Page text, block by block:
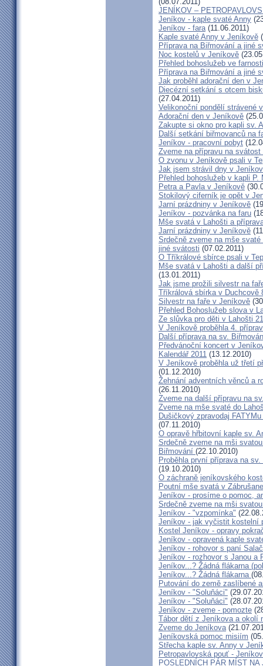
JENÍKOV –
Jeníkov - kaple svaté Anny
Jeníkov - fara(11.06.2011)
Kaple svaté Anny v Jeníkově
Příprava na Biřmování a jiné
Noc kostelů v Jeníkově
Přehled bohoslužeb ve
Příprava na Biřmování a jiné
Jak proběhl adorační den v
Diecézní setkání s otcem
(27.04.2011)
Velikonoční pondělí strávené
Adorační den v Jeníkově
Zakupte si okno pro kapli sv.
Další setkání biřmovanců na
Jeníkov - pracovní pobyt
Zveme na přípravu na
O zvonu v Jeníkově psali v
Jak jsem strávil dny v
Přehled bohoslužeb v kapli
Petra a Pavla v Jeníkově
Stokilový ciferník je opět v
Jarní prázdniny v Jeníkově
Jeníkov - pozvánka na faru
Mše svatá v Lahošti a
Jarní prázdniny v Jeníkově
Srdečně zveme na mše
jiné svátosti (07.02.2011)
O Tříkrálové sbírce psali v
Mše svatá v Lahošti a další
(13.01.2011)
Jak jsme prožili silvestr na
Tříkrálová sbírka v Duchcově
Silvestr na faře v Jeníkově
Přehled Bohoslužeb slova v
Ze slůvka pro děti v Lahošti
V Jeníkově proběhla 4.
Další příprava na sv.
Předvánoční koncert v
Kalendář 2011 (13.12.2010)
V Jeníkově proběhla už třetí
(01.12.2010)
Žehnání adventních věnců a
(26.11.2010)
Zveme na další přípravu na
Zveme na mše svaté do
Dušičkový zpravodaj
(07.11.2010)
O opravě hřbitovní kaple sv.
Srdečně zveme na mši
Biřmování (22.10.2010)
Proběhla první příprava na
(19.10.2010)
O záchraně jeníkovského
Poutní mše svatá v
Jeníkov - prosíme o pomoc,
Srdečně zveme na mši
Jeníkov - "vzpomínka"
Jeníkov - jak vyčistit kostelní
Kostel Jeníkov - opravy
Jeníkov - opravená kaple
Jeníkov - rohovor s paní
Jeníkov - rozhovor s Janou a
Jeníkov...? Žádná flákarna
Jeníkov...? Žádná flákarna
Putování do země zaslíbené
Jeníkov - "Soluňáci"
Jeníkov - "Soluňáci"
Jeníkov - zveme - pomozte
Tábor dětí z Jeníkova a okolí
Zveme do Jeníkova
Jeníkovská pomoc misiím
Střecha kaple sv. Anny v
Petropavlovská pouť - Jeníkov
POSLEDNÍCH PÁR MÍST